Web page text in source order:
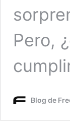
Pero,
Blog de